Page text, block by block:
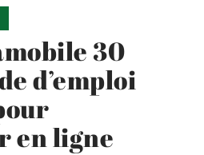
30
d’emploi
en ligne